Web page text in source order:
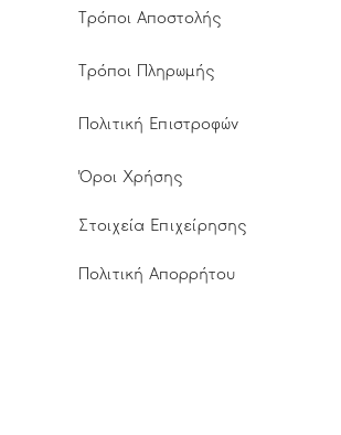
Τρόποι Αποστολής
Τρόποι Πληρωμής
Πολιτική Επιστροφών
Όροι Χρήσης
Στοιχεία Επιχείρησης
Πολιτική Απορρήτου